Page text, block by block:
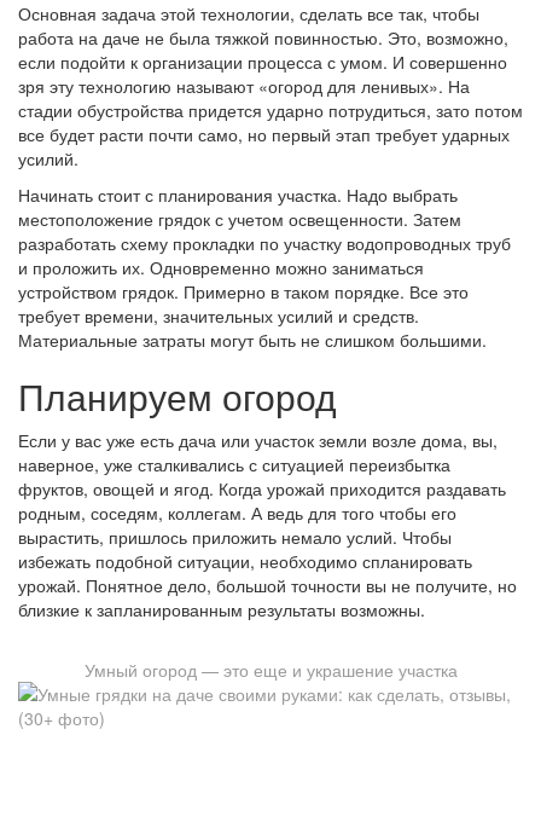
Основная задача этой технологии, сделать все так, чтобы
работа на даче не была тяжкой повинностью. Это, возможно,
если подойти к организации процесса с умом. И совершенно
зря эту технологию называют «огород для ленивых». На
стадии обустройства придется ударно потрудиться, зато потом
все будет расти почти само, но первый этап требует ударных
усилий.
Начинать стоит с планирования участка. Надо выбрать
местоположение грядок с учетом освещенности. Затем
разработать схему прокладки по участку водопроводных труб
и проложить их. Одновременно можно заниматься
устройством грядок. Примерно в таком порядке. Все это
требует времени, значительных усилий и средств.
Материальные затраты могут быть не слишком большими.
Планируем огород
Если у вас уже есть дача или участок земли возле дома, вы,
наверное, уже сталкивались с ситуацией переизбытка
фруктов, овощей и ягод. Когда урожай приходится раздавать
родным, соседям, коллегам. А ведь для того чтобы его
вырастить, пришлось приложить немало услий. Чтобы
избежать подобной ситуации, необходимо спланировать
урожай. Понятное дело, большой точности вы не получите, но
близкие к запланированным результаты возможны.
Умный огород — это еще и украшение участка